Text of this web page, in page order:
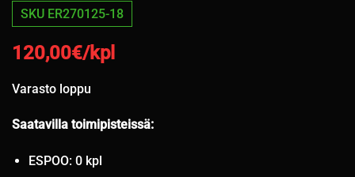
SKU ER270125-18
120,00€/kpl
Varasto loppu
Saatavilla toimipisteissä:
ESPOO: 0 kpl